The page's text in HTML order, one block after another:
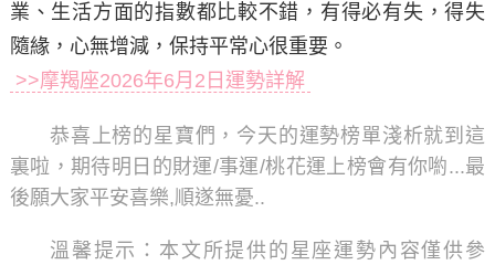
業、生活方面的指數都比較不錯，有得必有失，得失
隨緣，心無增減，保持平常心很重要。
>>摩羯座2026年6月2日運勢詳解
恭喜上榜的星寶們，今天的運勢榜單淺析就到這
裏啦，期待明日的財運/事運/桃花運上榜會有你喲...最
後願大家平安喜樂,順遂無憂..
溫馨提示： 本文所提供的星座運勢內容僅供參